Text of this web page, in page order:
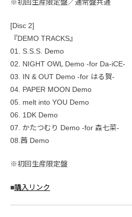
※初回生産限定盤／通常盤共通
[Disc 2]
『DEMO TRACKS』
01. S.S.S. Demo
02. NIGHT OWL Demo -for Da-iCE-
03. IN & OUT Demo -for はる賀-
04. PAPER MOON Demo
05. melt into YOU Demo
06. 1DK Demo
07. かたつむり Demo -for 森七菜-
08.茜 Demo
※初回生産限定盤
■購入リンク